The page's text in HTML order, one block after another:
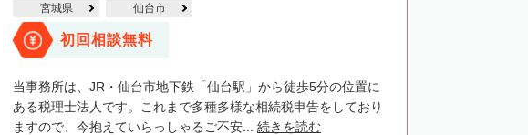
宮城県 仙台市
初回相談無料
当事務所は、JR・仙台市地下鉄「仙台駅」から徒歩5分の位置に
ある税理士法人です。これまで多種多様な相続税申告をしており
ますので、今抱えていらっしゃるご不安... 続きを読む